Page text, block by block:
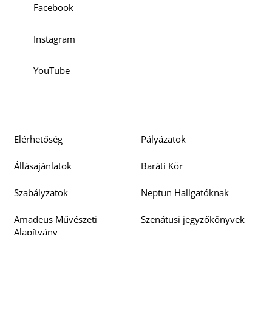
Facebook
Instagram
YouTube
Elérhetőség Pályázatok
Állásajánlatok Baráti Kör
Szabályzatok Neptun Hallgatóknak
Amadeus Művészeti
Alapítvány
Szenátusi jegyzőkönyvek